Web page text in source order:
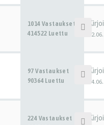
1014 Vastaukset
414522 Luettu
97 Vastaukset
90364 Luettu
224 Vastaukset